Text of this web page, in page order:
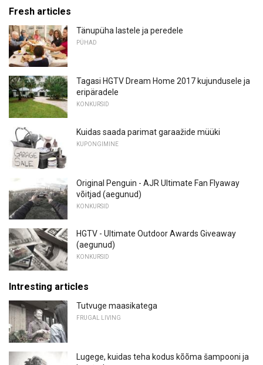
Fresh articles
Tänupüha lastele ja peredele
PÜHAD
Tagasi HGTV Dream Home 2017 kujundusele ja
eripäradele
KONKURSID
Kuidas saada parimat garaažide müüki
KUPONGIMINE
Original Penguin - AJR Ultimate Fan Flyaway
võitjad (aegunud)
KONKURSID
HGTV - Ultimate Outdoor Awards Giveaway
(aegunud)
KONKURSID
Intresting articles
Tutvuge maasikatega
FRUGAL LIVING
Lugege, kuidas teha kodus kõõma šampooni ja